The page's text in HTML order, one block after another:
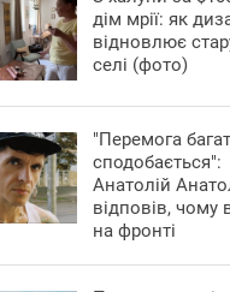
дім мрії: як
відновлює
селі (фото)
"Перемога
сподобається":
Анатолій
відповів, чому
на фронті